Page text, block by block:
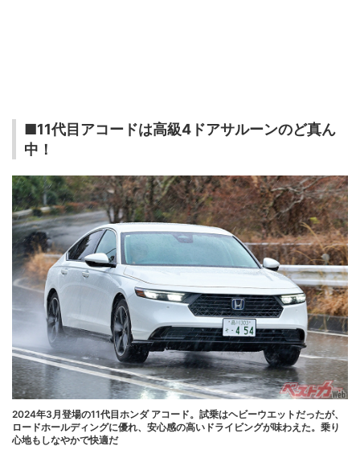
■11代目アコードは高級4ドアサルーンのど真ん
中！
2024年3月登場の11代目ホンダ アコード。試乗はヘビーウエットだったが、
ロードホールディングに優れ、安心感の高いドライビングが味わえた。乗り
心地もしなやかで快適だ